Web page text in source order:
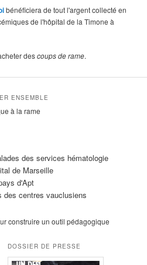
bénéficiera de tout l'argent collecté en
de l'hôpital de la Timone à
descoups de rame.
ENSEMBLE
à la rame
des services hématologie
de Marseille
d'Apt
des centres vauclusiens
construire un outil pédagogique
DOSSIER DE PRESSE